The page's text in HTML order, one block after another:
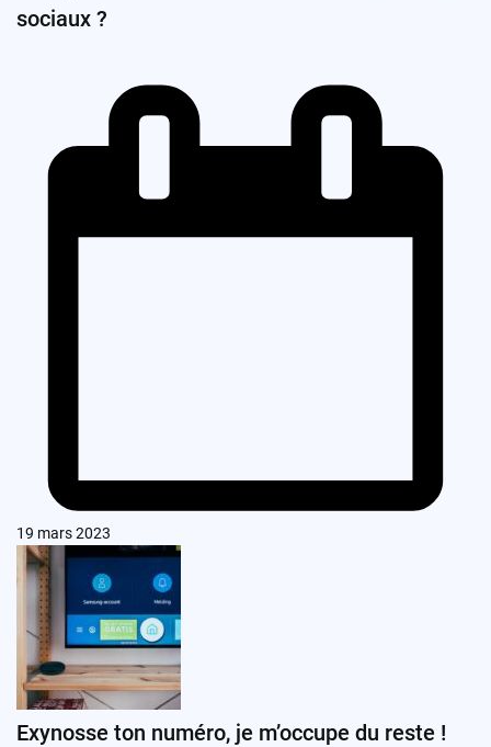
sociaux ?
19 mars 2023
Exynosse ton numéro, je m’occupe du reste !